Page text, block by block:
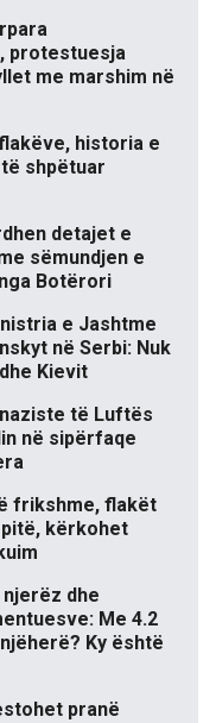
protestuesja
me marshim në
historia e
shpëtuar
detajet e
sëmundjen e
Botërori
e Jashtme
në Serbi: Nuk
Kievit
të Luftës
në sipërfaqe
frikshme, flakët
kërkohet
dhe
Me 4.2
Ky është
pranë